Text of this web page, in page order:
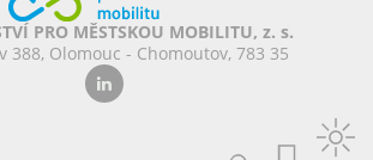
PRO MĚSTSKOU MOBILITU, z. s.
388, Olomouc - Chomoutov, 783 35